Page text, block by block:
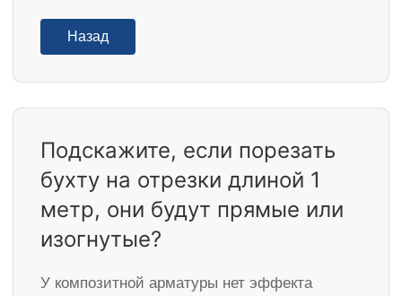
Назад
Подскажите, если порезать
бухту на отрезки длиной 1
метр, они будут прямые или
изогнутые?
У композитной арматуры нет эффекта